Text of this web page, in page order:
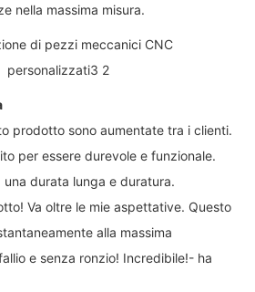
nella massima misura.
prodotto sono aumentate tra i clienti.
per essere durevole e funzionale.
durata lunga e duratura.
Va oltre le mie aspettative. Questo
alla massima
e senza ronzio! Incredibile!- ha